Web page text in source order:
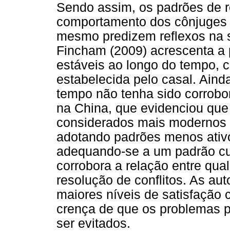
Sendo assim, os padrões de
comportamento dos
mesmo predizem reflexos
Fincham (2009) acrescenta
estáveis ao longo do tempo,
estabelecida pelo casal.
tempo não tenha sido
na China, que evidenciou
considerados mais
adotando padrões menos
adequando-se a um padrão
corrobora a relação entre
resolução de conflitos. As
maiores níveis de satisfação
crença de que os problemas
ser evitados.